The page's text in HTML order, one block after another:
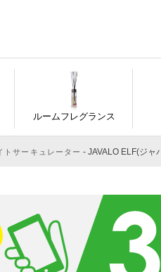
ルームフレグランス
トサーキュレーター JAVALO ELF(ジャ